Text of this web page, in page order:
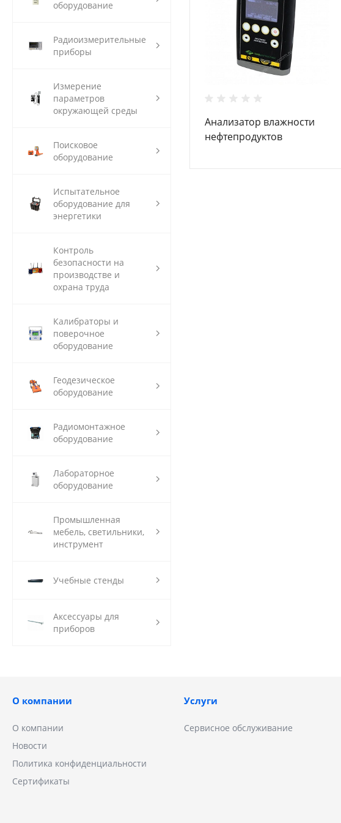
оборудование
Радиоизмерительные
приборы
Измерение
параметров
окружающей среды
Поисковое
оборудование
Испытательное
оборудование для
энергетики
Контроль
безопасности на
производстве и
охрана труда
Калибраторы и
поверочное
оборудование
Геодезическое
оборудование
Радиомонтажное
оборудование
Лабораторное
оборудование
Промышленная
мебель, светильники,
инструмент
Учебные стенды
Аксессуары для
приборов
Анализатор влажности
нефтепродуктов
О компании
О компании
Новости
Политика конфиденциальности
Сертификаты
Услуги
Сервисное обслуживание